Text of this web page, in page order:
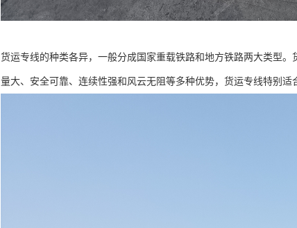
货运专线的种类各异，一般分成国家重载铁路和地方铁路两大类型
量大、安全可靠、连续性强和风云无阻等多种优势，货运专线特别适